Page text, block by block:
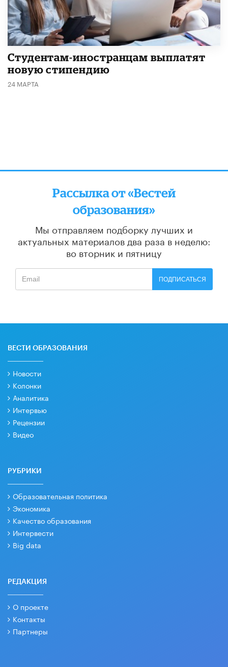
Студентам-иностранцам выплатят
новую стипендию
24 МАРТА
Рассылка от «Вестей
образования»
Мы отправляем подборку лучших и
актуальных материалов два раза в неделю:
во вторник и пятницу
ПОДПИСАТЬСЯ
ВЕСТИ ОБРАЗОВАНИЯ
Новости
Колонки
Аналитика
Интервью
Рецензии
Видео
РУБРИКИ
Образовательная политика
Экономика
Качество образования
Интервести
Big data
РЕДАКЦИЯ
О проекте
Контакты
Партнеры